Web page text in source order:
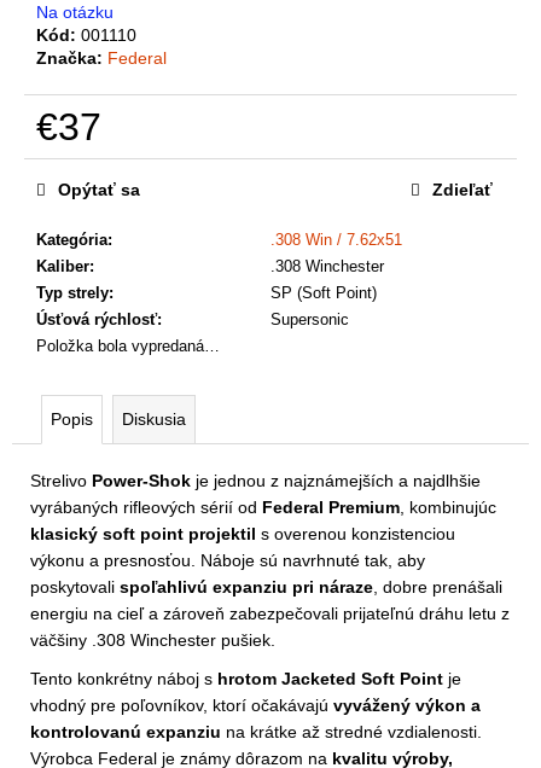
Na otázku
Kód: 001110
Značka: Federal
€37
Jednotková
Kategória:
.308 Win / 7.62x51
Kaliber:
.308 Winchester
Typ strely:
SP (Soft Point)
Úsťová rýchlosť:
Supersonic
Položka bola vypredaná…
Opýtať sa Zdieľať
Popis Diskusia
Strelivo Power-Shok je jednou z najznámejších a najdlhšie
vyrábaných rifleových sérií od Federal Premium , kombinujúc
klasický soft point projektil s overenou konzistenciou
výkonu a presnosťou. Náboje sú navrhnuté tak, aby
poskytovali spoľahlivú expanziu pri náraze , dobre prenášali
energiu na cieľ a zároveň zabezpečovali prijateľnú dráhu letu z
väčšiny .308 Winchester pušiek.
Tento konkrétny náboj s hrotom Jacketed Soft Point je
vhodný pre poľovníkov, ktorí očakávajú vyvážený výkon a
kontrolovanú expanziu na krátke až stredné vzdialenosti.
Výrobca Federal je známy dôrazom na kvalitu výroby,
e